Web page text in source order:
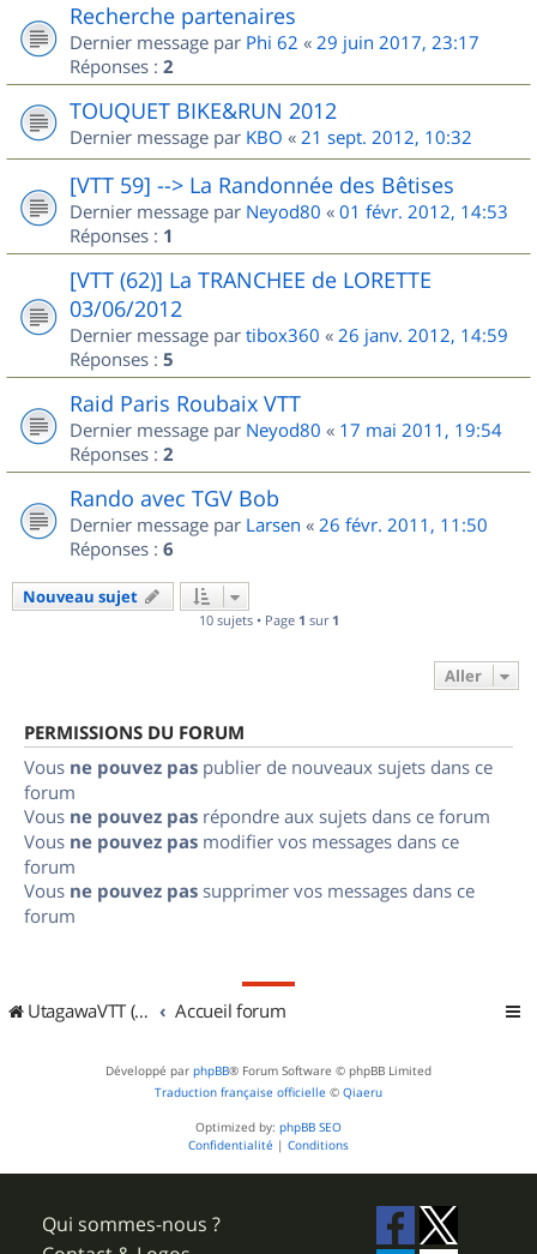
Recherche partenaires
Dernier message par Phi 62 « 29 juin 2017, 23:17
Réponses : 2
TOUQUET BIKE&RUN 2012
Dernier message par KBO « 21 sept. 2012, 10:32
[VTT 59] --> La Randonnée des Bêtises
Dernier message par Neyod80 « 01 févr. 2012, 14:53
Réponses : 1
[VTT (62)] La TRANCHEE de LORETTE
03/06/2012
Dernier message par tibox360 « 26 janv. 2012, 14:59
Réponses : 5
Raid Paris Roubaix VTT
Dernier message par Neyod80 « 17 mai 2011, 19:54
Réponses : 2
Rando avec TGV Bob
Dernier message par Larsen « 26 févr. 2011, 11:50
Réponses : 6
Nouveau sujet
10 sujets • Page 1 sur 1
Aller
PERMISSIONS DU FORUM
Vous ne pouvez pas publier de nouveaux sujets dans ce
forum
Vous ne pouvez pas répondre aux sujets dans ce forum
Vous ne pouvez pas modifier vos messages dans ce
forum
Vous ne pouvez pas supprimer vos messages dans ce
forum
UtagawaVTT (Randos VTT et VTTAE avec traces GPS) Accueil forum
Développé par phpBB® Forum Software © phpBB Limited
Traduction française officielle © Qiaeru
Optimized by: phpBB SEO
Confidentialité | Conditions
Qui sommes-nous ?